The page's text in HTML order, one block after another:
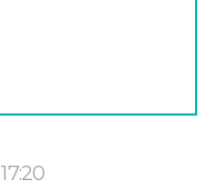
17:20